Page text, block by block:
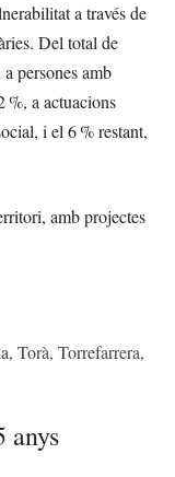
a través de
Del total de
persones amb
%, a actuacions
i el 6 % restant,
amb projectes
Torà, Torrefarrera,
anys